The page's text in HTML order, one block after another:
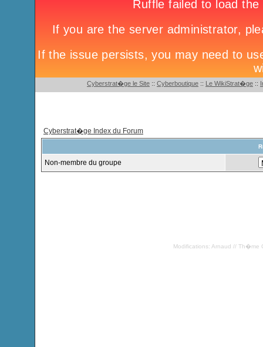
Cyberstrat�ge le Site :: Cyberboutique :: Le WikiStrat�ge ::
Cyberstrat�ge Index du Forum
Non-membre du groupe
Modifications: Arnaud // Th�me